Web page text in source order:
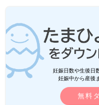
妊娠日数や生後日
妊娠中から産後
無料